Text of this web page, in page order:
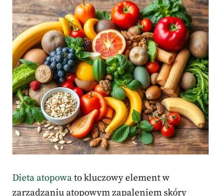
Dieta atopowato kluczowy element w
zarządzaniu atopowym zapaleniem skóry